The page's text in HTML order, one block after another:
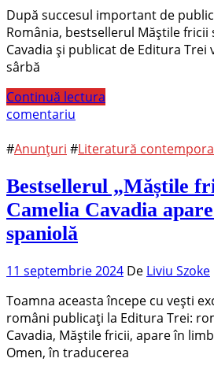
După succesul important de
România, bestsellerul Măștile fricii
Cavadia și publicat de Editura Trei
sârbă
Continuă lectura
comentariu
#Anunțuri #Literatură
Bestsellerul „Măștile
Camelia Cavadia
spaniolă
11 septembrie 2024 De Liviu Szoke
Toamna aceasta începe cu vești
români publicați la Editura Trei:
Cavadia, Măștile fricii, apare în
Omen, în traducerea